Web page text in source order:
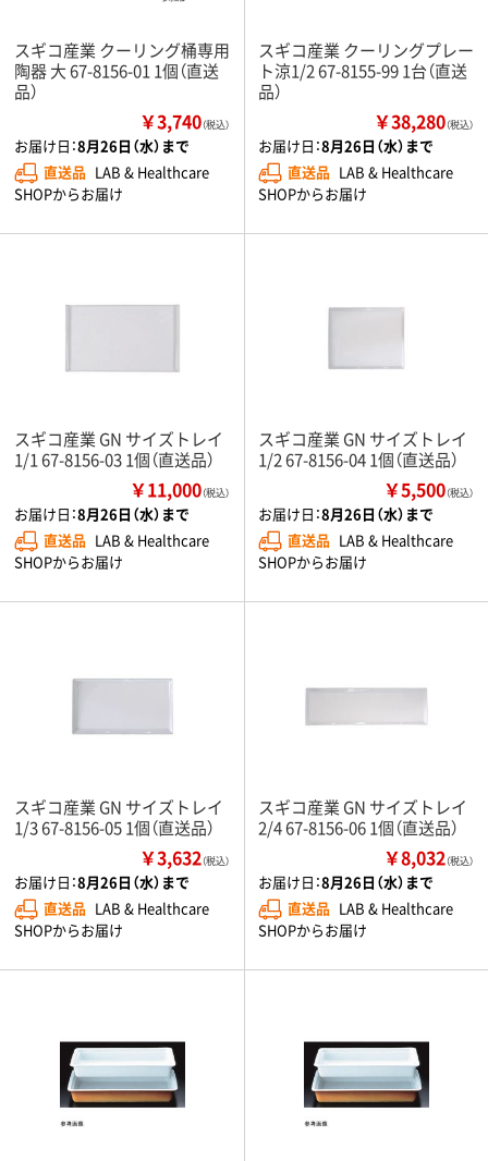
スギコ産業 クーリング桶専用
陶器 大 67-8156-01 1個（直送
品）
￥3,740（税込）
お届け日：8月26日（水）まで
直送品 LAB & Healthcare
SHOPからお届け
スギコ産業 クーリングプレー
ト涼1/2 67-8155-99 1台（直送
品）
￥38,280（税込）
お届け日：8月26日（水）まで
直送品 LAB & Healthcare
SHOPからお届け
スギコ産業 GN サイズトレイ
1/1 67-8156-03 1個（直送品）
￥11,000（税込）
お届け日：8月26日（水）まで
直送品 LAB & Healthcare
SHOPからお届け
スギコ産業 GN サイズトレイ
1/2 67-8156-04 1個（直送品）
￥5,500（税込）
お届け日：8月26日（水）まで
直送品 LAB & Healthcare
SHOPからお届け
スギコ産業 GN サイズトレイ
1/3 67-8156-05 1個（直送品）
￥3,632（税込）
お届け日：8月26日（水）まで
直送品 LAB & Healthcare
SHOPからお届け
スギコ産業 GN サイズトレイ
2/4 67-8156-06 1個（直送品）
￥8,032（税込）
お届け日：8月26日（水）まで
直送品 LAB & Healthcare
SHOPからお届け